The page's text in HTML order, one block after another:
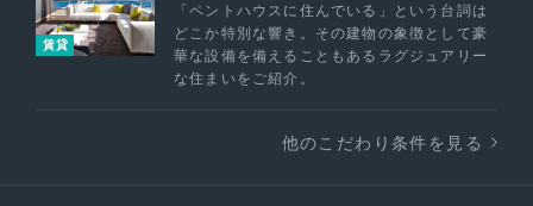
賃貸
「ペントハウスに住んでいる」という台詞は
どこか特別な響き。その建物の象徴として豪
華な設備を備えることもあるラグジュアリー
な住まいをご紹介。
他のこだわり条件を見る